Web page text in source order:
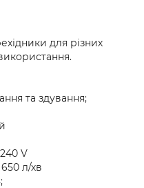
для різних
та здування;
V
л/хв